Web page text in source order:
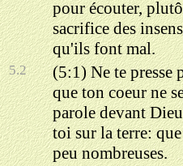
pour écouter,
sacrifice des
qu'ils font mal.
5.2
(5:1) Ne te presse
que ton coeur ne
parole devant
toi sur la terre:
peu nombreuses.